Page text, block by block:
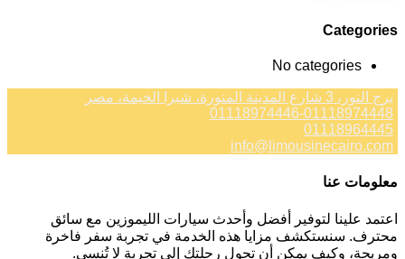
Categories
No categories
برج النور، 3 شارع المدينة المنورة، شبرا الخيمة، مصر
01118974446-01118974448
01118964445
info@limousinecairo.com
معلومات عنا
اعتمد علينا لتوفير أفضل وأحدث سيارات الليموزين مع سائق
محترف. سنستكشف مزايا هذه الخدمة في تجربة سفر فاخرة
ومريحة، وكيف يمكن أن تحول رحلتك إلى تجربة لا تُنسى.